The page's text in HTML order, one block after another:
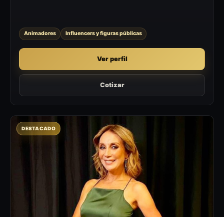
Animadores Influencers y figuras públicas
Ver perfil
Cotizar
KD
DESTACADO